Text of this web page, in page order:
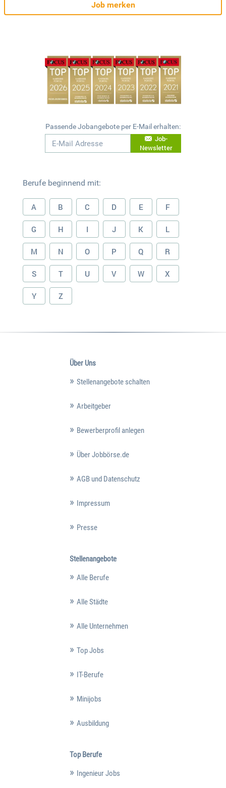
Job merken
Passende Jobangebote per E-Mail erhalten:
Job-
Newsletter
Berufe beginnend mit:
A B C D E F
G H I J K L
M N O P Q R
S T U V W X
Y Z
Über Uns
Stellenangebote schalten
Arbeitgeber
Bewerberprofil anlegen
Über Jobbörse.de
AGB und Datenschutz
Impressum
Presse
Stellenangebote
Alle Berufe
Alle Städte
Alle Unternehmen
Top Jobs
IT-Berufe
Minijobs
Ausbildung
Top Berufe
Ingenieur Jobs